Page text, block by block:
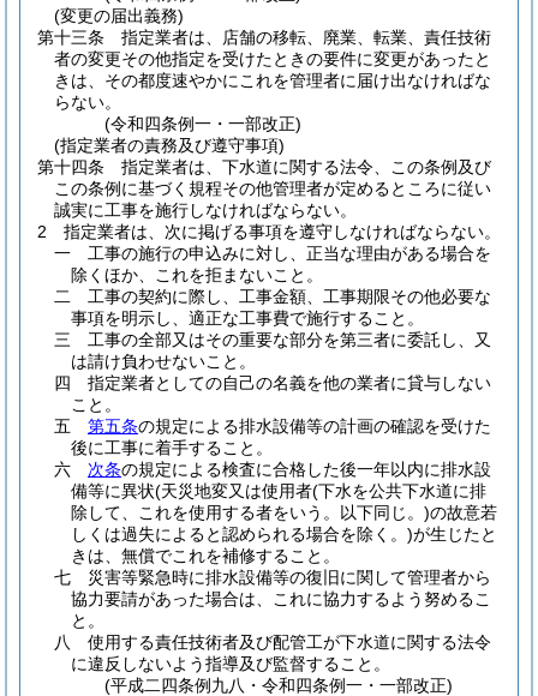
(変更の届出義務)
第十三条
指定業者は、店舗の移転、廃業、転業、責任技術
者の変更その他指定を受けたときの要件に変更があったと
きは、その都度速やかにこれを管理者に届け出なければな
らない。
(令和四条例一・一部改正)
(指定業者の責務及び遵守事項)
第十四条
指定業者は、下水道に関する法令、この条例及び
この条例に基づく規程その他管理者が定めるところに従い
誠実に工事を施行しなければならない。
2
指定業者は、次に掲げる事項を遵守しなければならない。
一
工事の施行の申込みに対し、正当な理由がある場合を
除くほか、これを拒まないこと。
二
工事の契約に際し、工事金額、工事期限その他必要な
事項を明示し、適正な工事費で施行すること。
三
工事の全部又はその重要な部分を第三者に委託し、又
は請け負わせないこと。
四
指定業者としての自己の名義を他の業者に貸与しない
こと。
五
第五条の規定による排水設備等の計画の確認を受けた
後に工事に着手すること。
六
次条の規定による検査に合格した後一年以内に排水設
備等に異状(天災地変又は使用者(下水を公共下水道に排
除して、これを使用する者をいう。以下同じ。)の故意若
しくは過失によると認められる場合を除く。)が生じたと
きは、無償でこれを補修すること。
七
災害等緊急時に排水設備等の復旧に関して管理者から
協力要請があった場合は、これに協力するよう努めるこ
と。
八
使用する責任技術者及び配管工が下水道に関する法令
に違反しないよう指導及び監督すること。
(平成二四条例九八・令和四条例一・一部改正)